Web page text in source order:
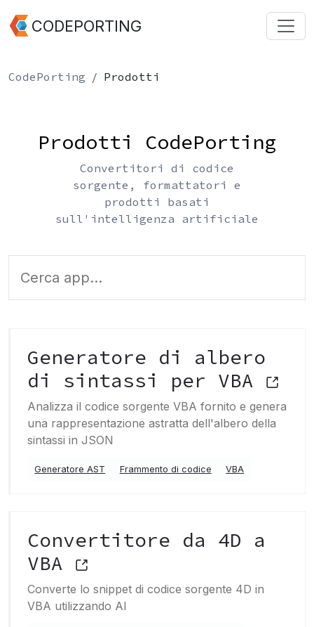
CODEPORTING
CodePorting Prodotti
Prodotti CodePorting
Convertitori di codice
sorgente, formattatori e
prodotti basati
sull'intelligenza artificiale
Generatore di albero
di sintassi per VBA
Analizza il codice sorgente VBA fornito e genera
una rappresentazione astratta dell'albero della
sintassi in JSON
Generatore AST Frammento di codice VBA
Convertitore da 4D a
VBA
Converte lo snippet di codice sorgente 4D in
VBA utilizzando AI